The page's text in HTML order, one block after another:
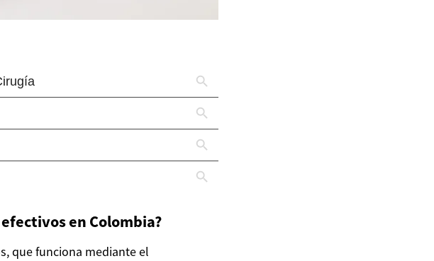
en Colombia?
que funciona mediante el